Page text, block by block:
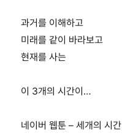
과거를 이해하고
미래를 같이 바라보고
현재를 사는
이 3개의 시간이…
네이버 웹툰 – 세개의 시간